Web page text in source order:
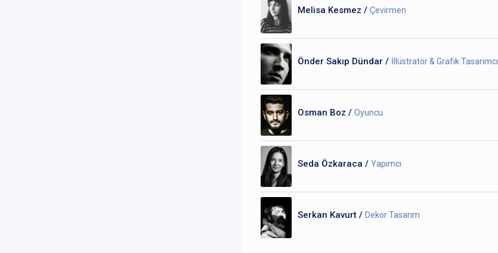
Melisa Kesmez / Çevirmen
Önder Sakıp Dündar / İllüstratör & Grafik Tasarımcı
Osman Boz / Oyuncu
Seda Özkaraca / Yapımcı
Serkan Kavurt / Dekor Tasarım